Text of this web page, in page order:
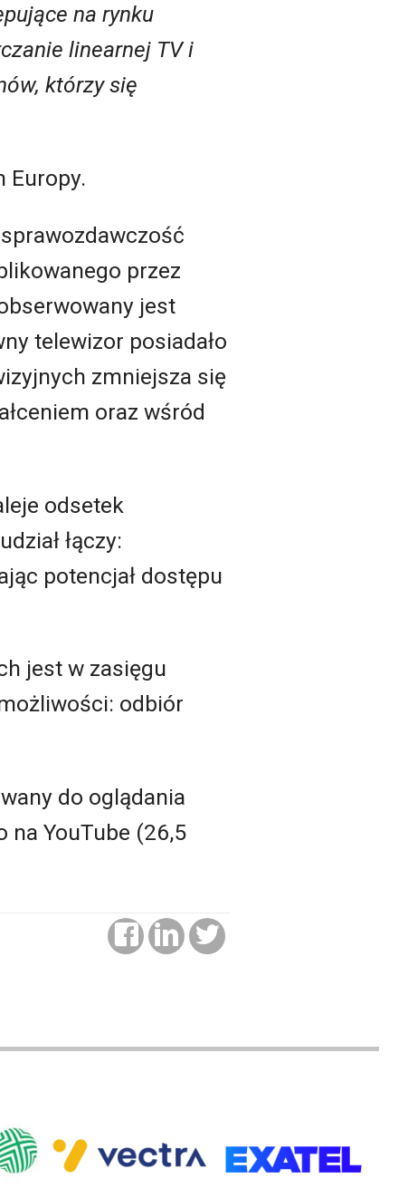
na rynku
linearnej TV i
którzy się
Europy.
przez
jest
telewizor posiadało
zmniejsza się
oraz wśród
odsetek
łączy:
potencjał dostępu
jest w zasięgu
odbiór
do oglądania
YouTube (26,5